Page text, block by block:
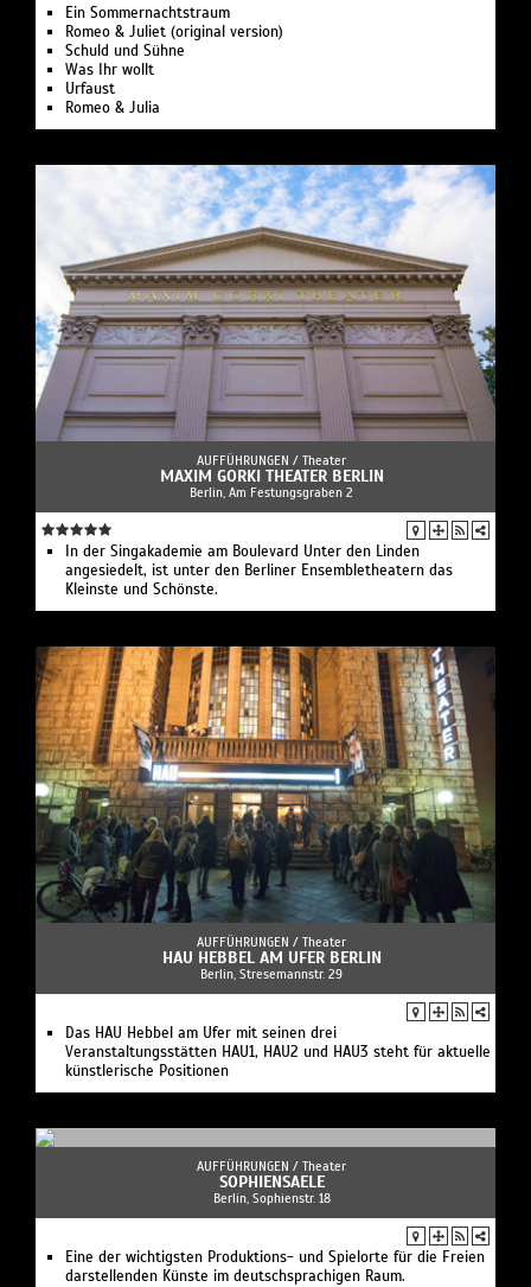
Ein Sommernachtstraum
Romeo & Juliet (original version)
Schuld und Sühne
Was Ihr wollt
Urfaust
Romeo & Julia
AUFFÜHRUNGEN / Theater
MAXIM GORKI THEATER BERLIN
Berlin, Am Festungsgraben 2
In der Singakademie am Boulevard Unter den Linden
angesiedelt, ist unter den Berliner Ensembletheatern das
Kleinste und Schönste.
AUFFÜHRUNGEN / Theater
HAU HEBBEL AM UFER BERLIN
Berlin, Stresemannstr. 29
Das HAU Hebbel am Ufer mit seinen drei
Veranstaltungsstätten HAU1, HAU2 und HAU3 steht für aktuelle
künstlerische Positionen
AUFFÜHRUNGEN / Theater
SOPHIENSAELE
Berlin, Sophienstr. 18
Eine der wichtigsten Produktions- und Spielorte für die Freien
darstellenden Künste im deutschsprachigen Raum.